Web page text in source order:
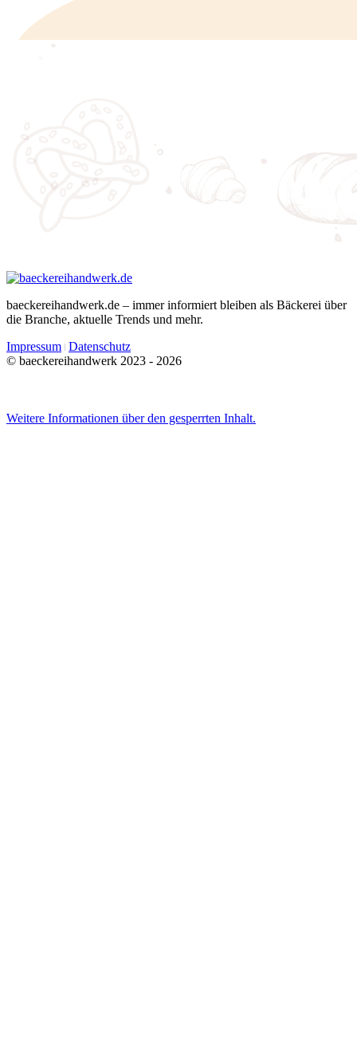
baeckereihandwerk.de – immer informiert bleiben als Bäckerei über
die Branche, aktuelle Trends und mehr.
Impressum Datenschutz
© baeckereihandwerk 2023 - 2026
Weitere Informationen über den gesperrten Inhalt.